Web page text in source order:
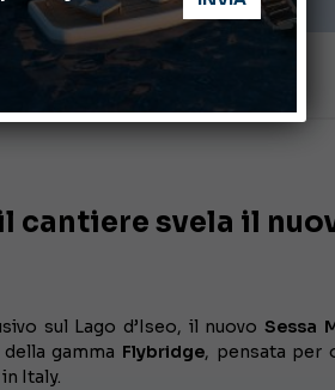
cantiere svela il
sul Lago d’Iseo, il nuovoSessa
gamma Flybridge, pensata per
Italy.